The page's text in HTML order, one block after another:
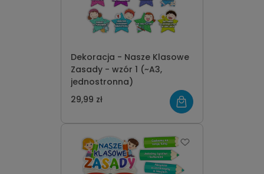
Dekoracja - Nasze Klasowe
Zasady - wzór 1 (~A3,
jednostronna)
29,99 zł